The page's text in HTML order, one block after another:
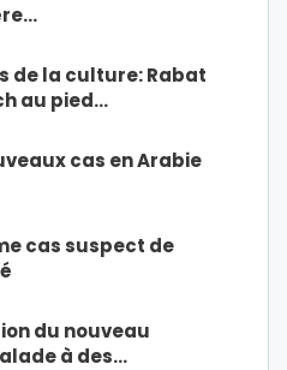
de la culture: Rabat
au pied…
cas en Arabie
cas suspect de
du nouveau
à des…